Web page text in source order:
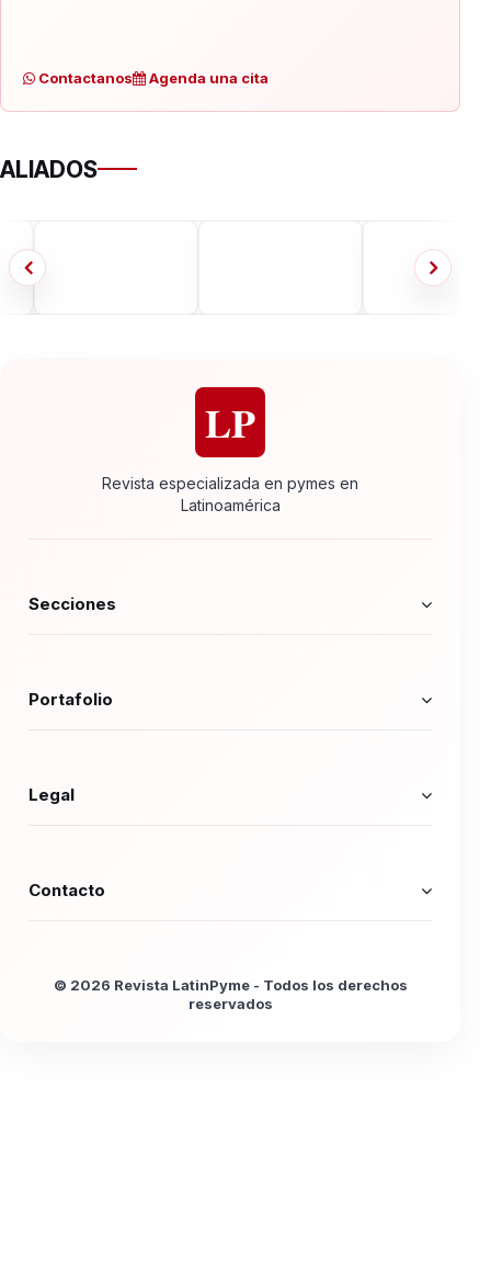
Contactanos Agenda una cita
ALIADOS
LP
Revista especializada en pymes en
Latinoamérica
Secciones
Portafolio
Legal
Contacto
© 2026 Revista LatinPyme - Todos los derechos
reservados